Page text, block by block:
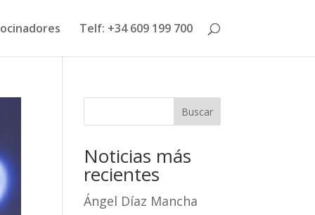
Telf: +34 609 199 700
Buscar
Noticias más
recientes
Ángel Díaz Mancha